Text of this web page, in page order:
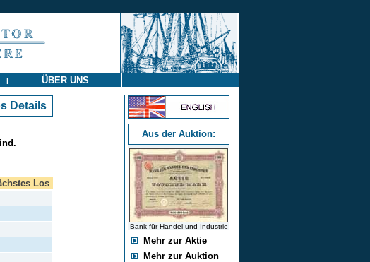
| ÜBER UNS
Details
Los
Aus der Auktion:
Bank für Handel und Industrie
Mehr zur Aktie
Mehr zur Auktion